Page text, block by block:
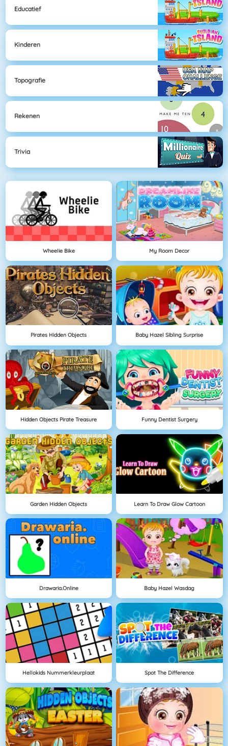
Educatief
Kinderen
Topografie
Rekenen
Trivia
Wheelie Bike My Room Decor
Pirates Hidden Objects Baby Hazel Sibling Surprise
Hidden Objects Pirate Treasure Funny Dentist Surgery
Garden Hidden Objects Learn To Draw Glow Cartoon
Drawaria.online Baby Hazel Wasdag
Hellokids Nummerkleurplaat Spot The Difference